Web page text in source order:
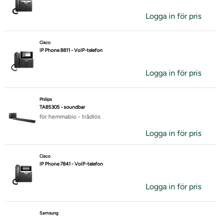
Logga in för pris
Cisco
IP Phone 8811 - VoIP-telefon
Logga in för pris
Philips
TAB5305 - soundbar
för hemmabio - trådlös
Logga in för pris
Cisco
IP Phone 7841 - VoIP-telefon
Logga in för pris
Samsung